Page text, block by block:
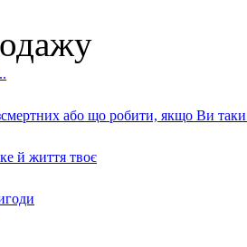
або що робити, якщо Ви
й життя твоє